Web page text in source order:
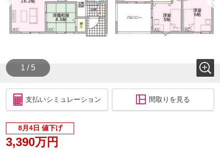
1 / 5
支払いシミュレーション 間取りを見る
8月4日 値下げ
3,390万円